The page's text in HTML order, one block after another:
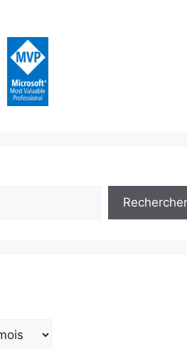
Rechercher